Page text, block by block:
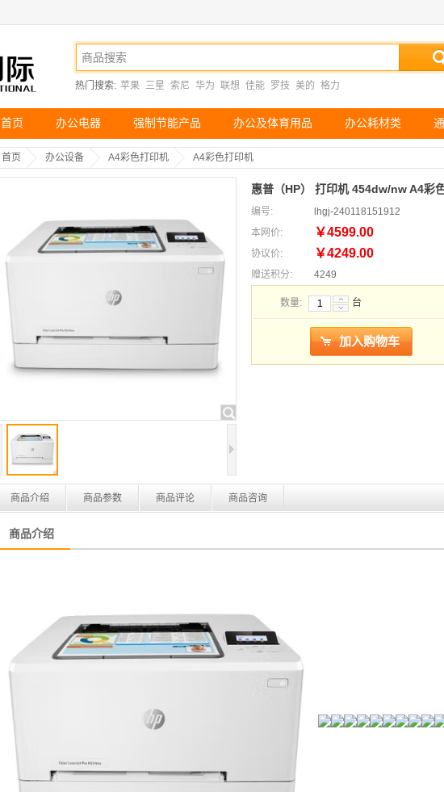
热门搜索: 苹果 三星 索尼 华为 联想 佳能 罗技 美的 格力
首页 办公电器 强制节能产品 办公及体育用品 办公耗材类
首页 办公设备 A4彩色打印机 A4彩色打印机
惠普（HP） 打印机 454dw/nw A4彩
编号:
lhgj-240118151912
本网价:
￥4599.00
协议价: ￥4249.00
赠送积分: 4249
数量: 台
商品介绍 商品参数 商品评论 商品咨询
商品介绍